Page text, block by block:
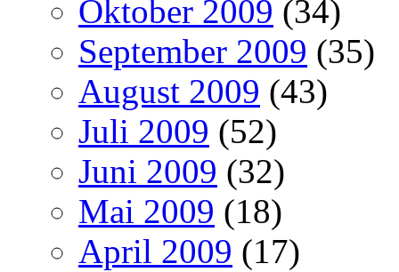
Oktober 2009 (34)
September 2009 (35)
August 2009 (43)
Juli 2009 (52)
Juni 2009 (32)
Mai 2009 (18)
April 2009 (17)